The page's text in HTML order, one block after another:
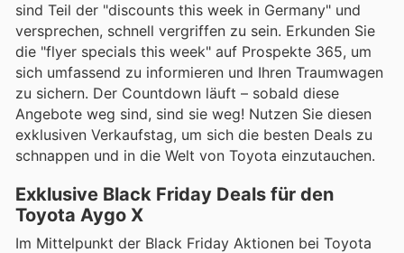
sind Teil der "discounts this week in Germany" und
versprechen, schnell vergriffen zu sein. Erkunden Sie
die "flyer specials this week" auf Prospekte 365, um
sich umfassend zu informieren und Ihren Traumwagen
zu sichern. Der Countdown läuft – sobald diese
Angebote weg sind, sind sie weg! Nutzen Sie diesen
exklusiven Verkaufstag, um sich die besten Deals zu
schnappen und in die Welt von Toyota einzutauchen.
Exklusive Black Friday Deals für den
Toyota Aygo X
Im Mittelpunkt der Black Friday Aktionen bei Toyota